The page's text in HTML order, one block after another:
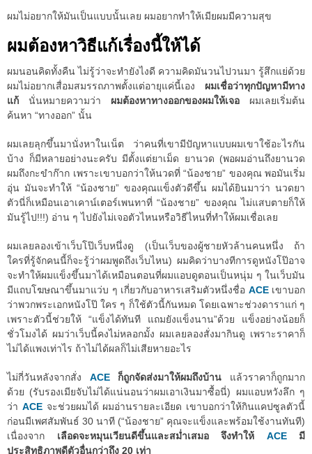
ผมไม่อยากให้มันเป็นแบบนั้นเลย ผมอยากทำให้เมียผมมีความสุข
ผมต้องหาวิธีแก้เรื่องนี้ให้ได้
ผมนอนคิดทั้งคืน ไม่รู้ว่าจะทำยังไงดี ความคิดมันวนไปวนมา รู้สึกแย่ด้วย
ผมไม่อยากเสื่อมสมรรถภาพตั้งแต่อายุแค่นี้เอง ผมเชื่อว่าทุกปัญหามีทาง
แก้ นั่นหมายความว่า ผมต้องหาทางออกของผมให้เจอ ผมเลยเริ่มต้น
ค้นหา “ทางออก” นั้น
ผมเลยลุกขึ้นมานั่งหาในเน็ต ว่าคนที่เขามีปัญหาแบบผมเขาใช้อะไรกัน
บ้าง ก็มีหลายอย่างนะครับ มีตั้งแต่ยาเม็ด ยานวด (พอผมอ่านถึงยานวด
ผมถึงกะขำก๊าก เพราะเขาบอกว่าให้นวดที่ “น้องชาย” ของคุณ พอมันเริ่ม
อุ่น มันจะทำให้ “น้องชาย” ของคุณแข็งตัวดีขึ้น ผมได้ยินมาว่า นวดยา
ตัวนี่ก็เหมือนเอาเคาน์เตอร์เพนทาที่ “น้องชาย” ของคุณ ไม่แสบตายก็ให้
มันรู้ไป!!!) อ่าน ๆ ไปยังไม่เจอตัวไหนหรือวิธีไหนที่ทำให้ผมเชื่อเลย
ผมเลยลองเข้าเว็บโป๊เว็บหนึ่งดู (เป็นเว็บของผู้ชายหัวล้านคนหนึ่ง ถ้า
ใครที่รู้จักคนนี้ก็จะรู้ว่าผมพูดถึงเว็บไหน) ผมคิดว่าบางทีการดูหนังโป๊อาจ
จะทำให้ผมแข็งขึ้นมาได้เหมือนตอนที่ผมแอบดูตอนเป็นหนุ่ม ๆ ในเว็บมัน
มีแถบโฆษณาขึ้นมาแว่บ ๆ เกี่ยวกับอาหารเสริมตัวหนึ่งชื่อ ACEเขาบอก
ว่าพวกพระเอกหนังโป๊ ใคร ๆ ก็ใช้ตัวนี้กันหมด โดยเฉพาะช่วงดาราแก่ ๆ
เพราะตัวนี้ช่วยให้ “แข็งได้ทันที แถมยังแข็งนาน”ด้วย แข็งอย่างน้อยก็
ชั่วโมงได้ ผมว่าเว็บนี้คงไม่หลอกมั้ง ผมเลยลองสั่งมากินดู เพราะราคาก็
ไม่ได้แพงเท่าไร ถ้าไม่ได้ผลก็ไม่เสียหายอะไร
ไม่กี่วันหลังจากสั่ง ACE ก็ถูกจัดส่งมาให้ผมถึงบ้าน แล้วราคาก็ถูกมาก
ด้วย (รับรองเมียจับไม่ได้แน่นอนว่าผมเอาเงินมาซื้อนี่) ผมแอบหวังลึก ๆ
ว่า ACEจะช่วยผมได้ ผมอ่านรายละเอียด เขาบอกว่าให้กินแคปซูลตัวนี้
ก่อนมีเพศสัมพันธ์ 30 นาที (“น้องชาย” คุณจะแข็งและพร้อมใช้งานทันที)
เนื่องจาก เลือดจะหมุนเวียนดีขึ้นและสม่ำเสมอ จึงทำให้ ACEมี
ประสิทธิภาพดีตัวอื่นกว่าถึง 20 เท่า